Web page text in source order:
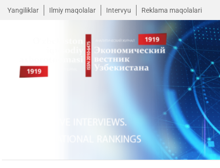
Yangiliklar Ilmiy maqolalar Intervyu Reklama maqolalari